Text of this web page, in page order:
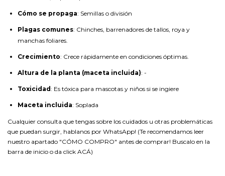
Cómo se propaga: Semillas o división
Plagas comunes: Chinches, barrenadores de tallos, roya y
manchas foliares.
Crecimiento: Crece rápidamente en condiciones óptimas.
Altura de la planta (maceta incluida): -
Toxicidad: Es tóxica para mascotas y niños si se ingiere
Maceta incluida: Soplada
Cualquier consulta que tengas sobre los cuidados u otras problemáticas
que puedan surgir, hablanos por WhatsApp! (Te recomendamos leer
nuestro apartado "CÓMO COMPRO" antes de comprar! Buscalo en la
barra de inicio o da click ACÁ)